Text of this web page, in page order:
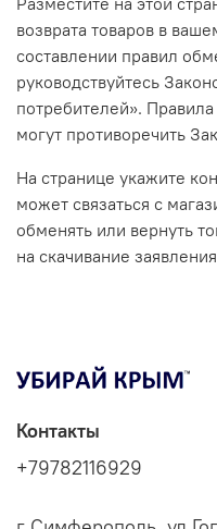
возврата товаров в
составлении правил
руководствуйтесь
потребителей».
могут противоречить
На странице укажите
может связаться с
обменять или вернуть
на скачивание
Контакты
+79782116929